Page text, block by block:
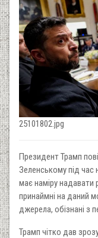
25101802.jpg
Президент Трамп
Зеленському під час
має наміру надавати
принаймні на даний
джерела, обізнані з
Трамп чітко дав